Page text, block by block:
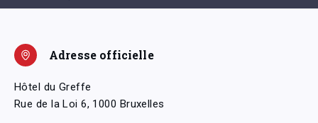
Adresse officielle
Hôtel du Greffe
Rue de la Loi 6, 1000 Bruxelles